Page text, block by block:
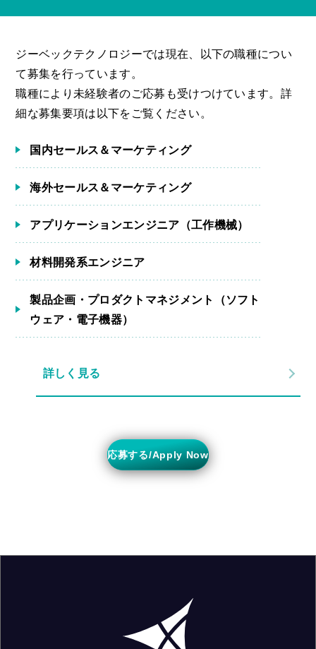
ジーベックテクノロジーでは現在、以下の職種につい
て募集を行っています。
職種により未経験者のご応募も受けつけています。詳
細な募集要項は以下をご覧ください。
国内セールス＆マーケティング
海外セールス＆マーケティング
アプリケーションエンジニア（工作機械）
材料開発系エンジニア
製品企画・プロダクトマネジメント（ソフト
ウェア・電子機器）
詳しく見る
応募する/Apply Now